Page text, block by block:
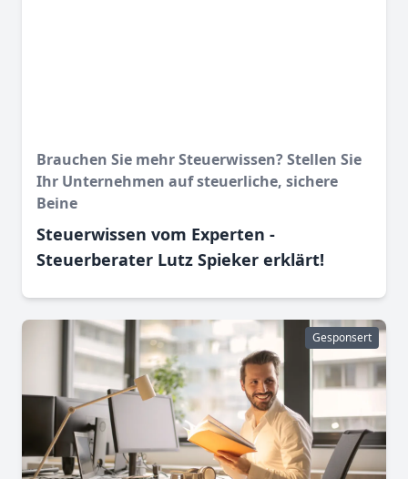
Brauchen Sie mehr Steuerwissen? Stellen Sie
Ihr Unternehmen auf steuerliche, sichere
Beine
Steuerwissen vom Experten -
Steuerberater Lutz Spieker erklärt!
Gesponsert